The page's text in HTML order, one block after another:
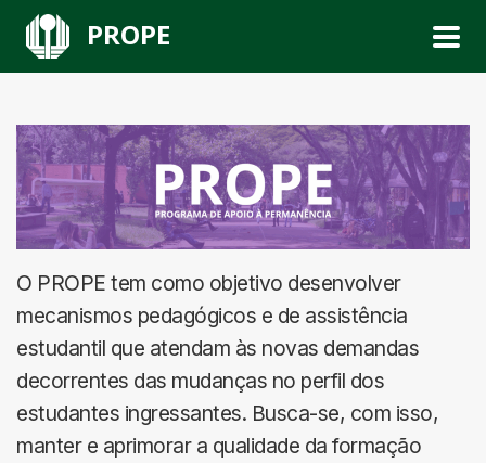
PROPE
O PROPE tem como objetivo desenvolver
mecanismos pedagógicos e de assistência
estudantil que atendam às novas demandas
decorrentes das mudanças no perfil dos
estudantes ingressantes. Busca-se, com isso,
manter e aprimorar a qualidade da formação